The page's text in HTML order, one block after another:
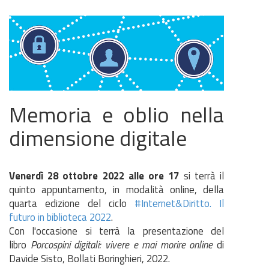
Memoria e oblio nella
dimensione digitale
Venerdì 28 ottobre 2022 alle ore 17 si terrà il
quinto appuntamento, in modalità online, della
quarta edizione del ciclo #Internet&Diritto. Il
futuro in biblioteca 2022.
Con l'occasione si terrà la presentazione del
libro Porcospini digitali: vivere e mai morire onlinedi
Davide Sisto, Bollati Boringhieri, 2022.